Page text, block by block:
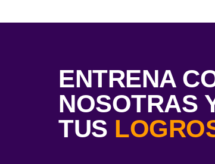
ENTRENA
NOSOTRAS
TUS